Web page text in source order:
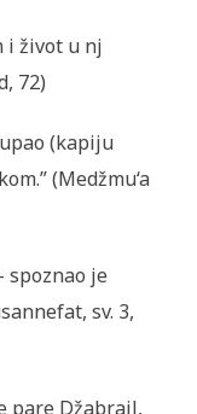
i život u nj
72)
(kapiju
(Medžmu‘a
spoznao je
sv. 3,
pare Džabrail,